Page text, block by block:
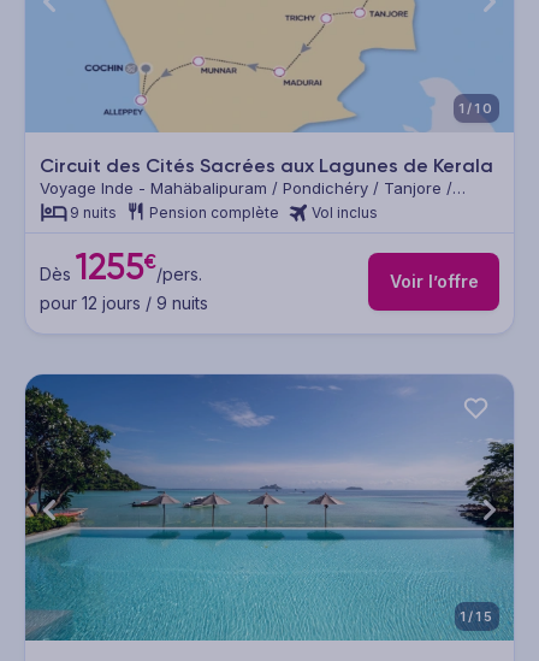
1/10
Circuit des Cités Sacrées aux Lagunes de Kerala
Voyage Inde - Mahäbalipuram / Pondichéry / Tanjore /
Madurai / Cochin
9 nuits Pension complète Vol inclus
Dès 1255€/pers.
pour 12 jours / 9 nuits
Voir l’offre
1/15